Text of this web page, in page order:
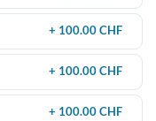
+ 100.00 CHF
+ 100.00 CHF
+ 100.00 CHF